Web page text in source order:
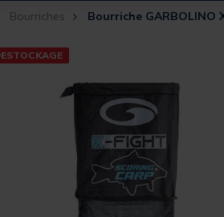
Bourriches Bourriche GARBOLINO